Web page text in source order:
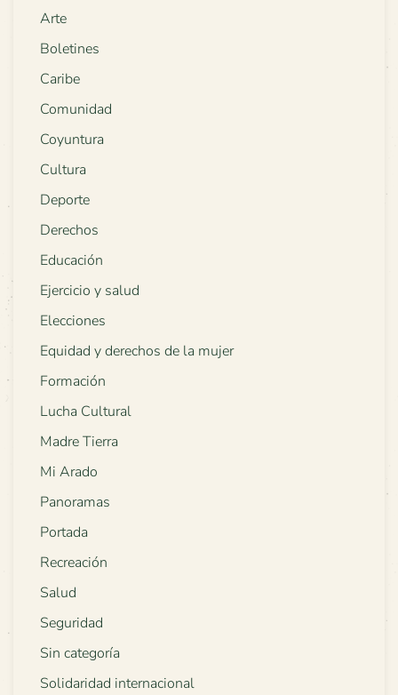
Arte
Boletines
Caribe
Comunidad
Coyuntura
Cultura
Deporte
Derechos
Educación
Ejercicio y salud
Elecciones
Equidad y derechos de la mujer
Formación
Lucha Cultural
Madre Tierra
Mi Arado
Panoramas
Portada
Recreación
Salud
Seguridad
Sin categoría
Solidaridad internacional